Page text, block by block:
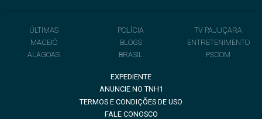
ÚLTIMAS
MACEIÓ
ALAGOAS
POLÍCIA
BLOGS
BRASIL
TV PAJUÇARA
ENTRETENIMENTO
PSCOM
EXPEDIENTE
ANUNCIE NO TNH1
TERMOS E CONDIÇÕES DE USO
FALE CONOSCO